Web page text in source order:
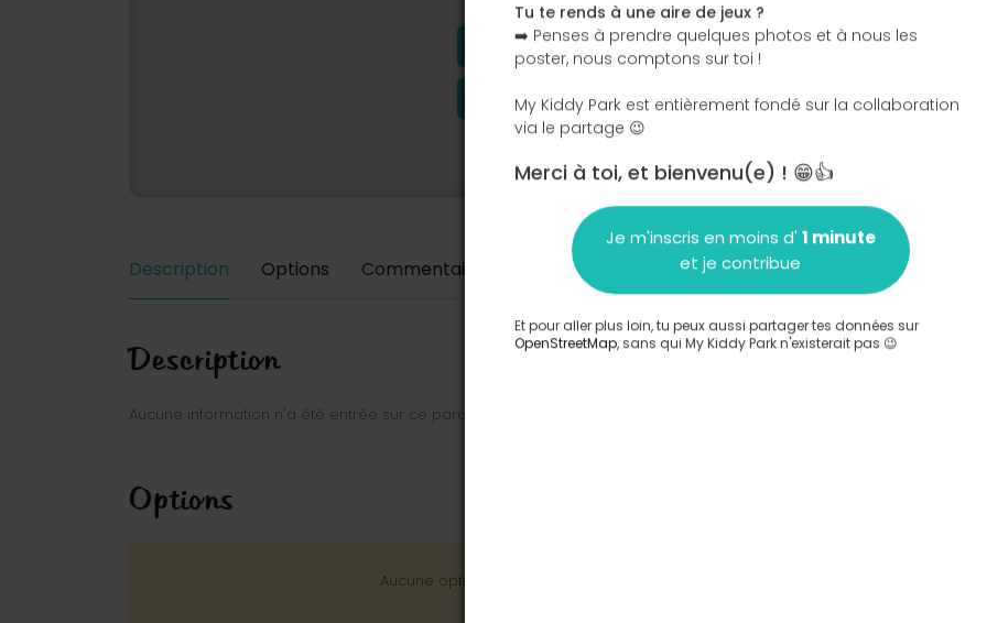
J'ajoute le nom J'ajoute des photos
J'ajoute une description J'ajoute les équipements
Description Options Commentaires Ajouter un commentaire
Description
Aucune information n'a été entrée sur ce parc.
Options
Aucune option n'a été entrée sur ce parc.
Tu te rends à une aire de jeux ?
➡️ Penses à prendre quelques photos et à nous les
poster, nous comptons sur toi !
My Kiddy Park est entièrement fondé sur la collaboration
via le partage 😉
Merci à toi, et bienvenu(e) ! 😁👍
Je m'inscris en moins d'1 minute
et je contribue
Et pour aller plus loin, tu peux aussi partager tes données sur
OpenStreetMap, sans qui My Kiddy Park n'existerait pas 😉